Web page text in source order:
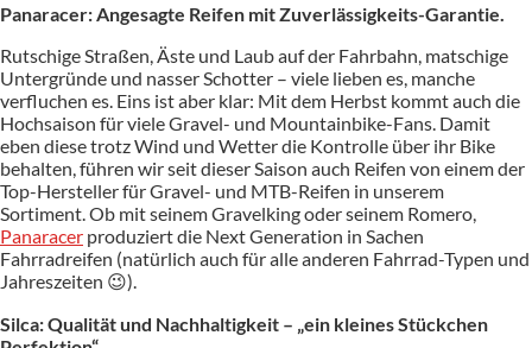
Panaracer: Angesagte Reifen mit Zuverlässigkeits-Garantie.
Rutschige Straßen, Äste und Laub auf der Fahrbahn, matschige
Untergründe und nasser Schotter – viele lieben es, manche
verfluchen es. Eins ist aber klar: Mit dem Herbst kommt auch die
Hochsaison für viele Gravel- und Mountainbike-Fans. Damit
eben diese trotz Wind und Wetter die Kontrolle über ihr Bike
behalten, führen wir seit dieser Saison auch Reifen von einem der
Top-Hersteller für Gravel- und MTB-Reifen in unserem
Sortiment. Ob mit seinem Gravelking oder seinem Romero,
Panaracer produziert die Next Generation in Sachen
Fahrradreifen (natürlich auch für alle anderen Fahrrad-Typen und
Jahreszeiten 😉).
Silca: Qualität und Nachhaltigkeit – „ein kleines Stückchen